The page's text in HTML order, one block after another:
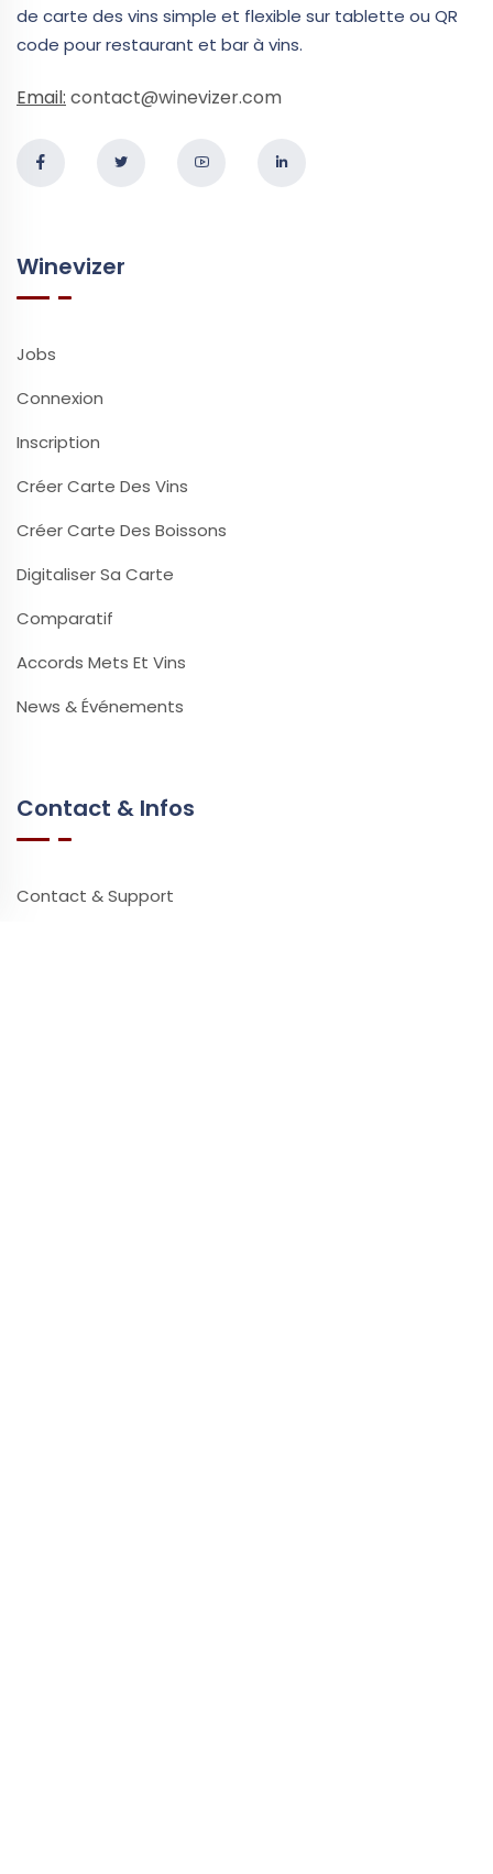
de carte des vins simple et flexible sur tablette ou QR
code pour restaurant et bar à vins.
Email: contact@winevizer.com
Winevizer
Jobs
Connexion
Inscription
Créer Carte Des Vins
Créer Carte Des Boissons
Digitaliser Sa Carte
Comparatif
Accords Mets Et Vins
News & Événements
Contact & Infos
Contact & Support